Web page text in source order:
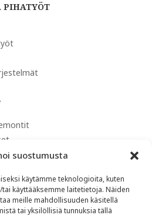
suostumusta
käytämme teknologioita, kuten
käyttääksemme laitetietoja. Näiden
meille mahdollisuuden käsitellä
tai yksilöllisiä tunnuksia tällä
PIHATYÖT
saneeraukset